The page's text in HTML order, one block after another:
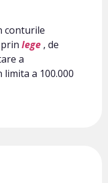
conturile
lege , de
a
a 100.000